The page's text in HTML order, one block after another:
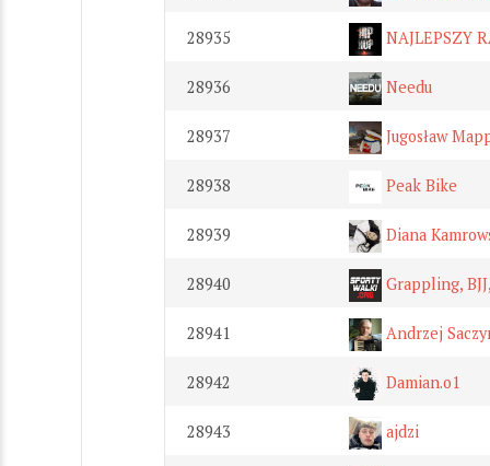
28935 NAJLEPSZY
28936 Needu
28937 Jugosław
28938 Peak Bike
28939 Diana
28940 Grappling,
28941 Andrzej
28942 Damian.o1
28943 ajdzi